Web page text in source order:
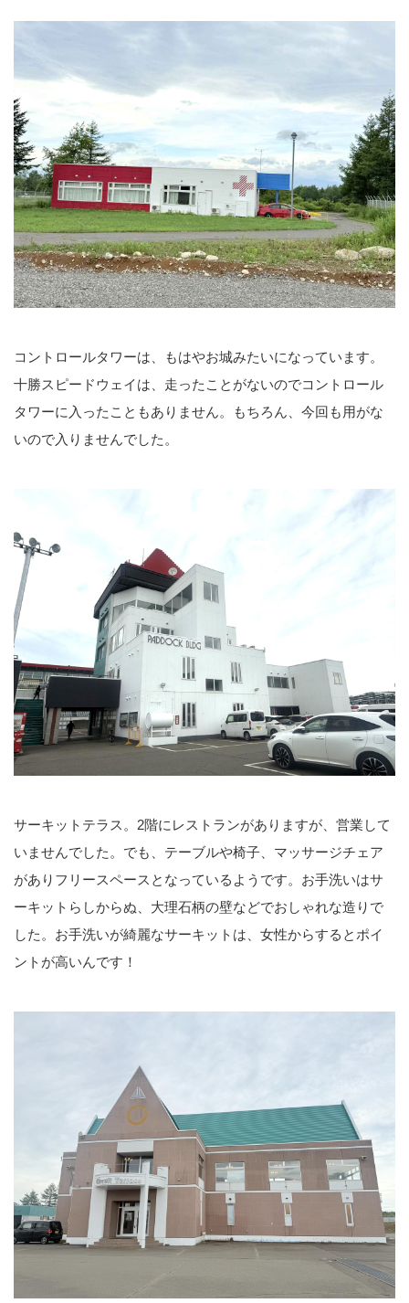
コントロールタワーは、もはやお城みたいになっています。
十勝スピードウェイは、走ったことがないのでコントロール
タワーに入ったこともありません。もちろん、今回も用がな
いので入りませんでした。
サーキットテラス。2階にレストランがありますが、営業して
いませんでした。でも、テーブルや椅子、マッサージチェア
がありフリースペースとなっているようです。お手洗いはサ
ーキットらしからぬ、大理石柄の壁などでおしゃれな造りで
した。お手洗いが綺麗なサーキットは、女性からするとポイ
ントが高いんです！